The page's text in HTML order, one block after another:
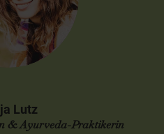
Lutz
& Ayurveda-Praktikerin